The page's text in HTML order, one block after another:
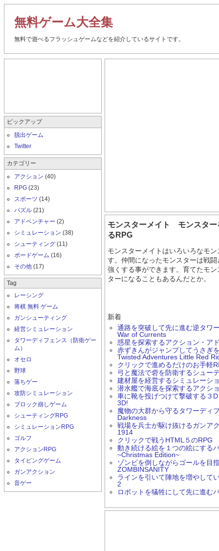
無料ゲーム大全集
無料で遊べるフラッシュゲームなどを紹介しているサイトです。
モンスターメイト モンスター
るRPG
モンスターメイトはいろいろなモ
す。仲間になったモンスターは戦
強くする事ができます。育てたモ
ターになることもあるんだとか。
新着
通路を突破して先に進む逆タワ
War of Currents
惑星を探索するアクション・ア
赤ずきんがジャンプしてうさ
Twisted Adventures Little Red
クリックで進めるだけのお手軽
弓と魔法で砦を防衛するシュ
建材屋を経営するシミュレー
潜水艦で海底を探索するアク
車に靴を投げつけて撃破する
3D!
魔物の大群から守るタワーデ
Darkness
戦場を兵士が駆け抜けるガン
1914
クリックで戦うHTML５のRPG
動き続ける絵を１つの絵にす
~Christmas Edition~
ゾンビを倒しながらゴールを
ZOMBINSANITY
ラインを引いて陣地を増やし
2
ロボットを犠牲にして先に進
ピックアップ
脱出ゲーム
Twitter
カテゴリー
アクション (40)
RPG (23)
スポーツ (14)
パズル (21)
アドベンチャー (2)
シミュレーション (38)
シューティング (11)
ボードゲーム (16)
その他 (17)
Tag
レーシング
将棋 無料 ゲーム
ガンシューティング
経営シミュレーション
タワーディフェンス（防衛ゲー
ム）
オセロ
野球
落ちゲー
攻防シミュレーション
ブロック崩しゲーム
シューティングRPG
シミュレーションRPG
ゴルフ
アクションRPG
タイピングゲーム
ガンアクション
音ゲー